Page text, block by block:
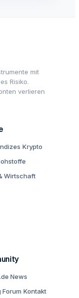
mit
Risiko.
verlieren
Krypto
Wirtschaft
News
Forum Kontakt